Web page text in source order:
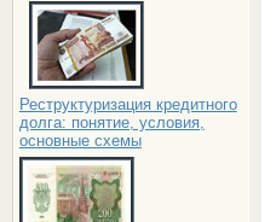
Реструктуризация кредитного
долга: понятие, условия,
основные схемы